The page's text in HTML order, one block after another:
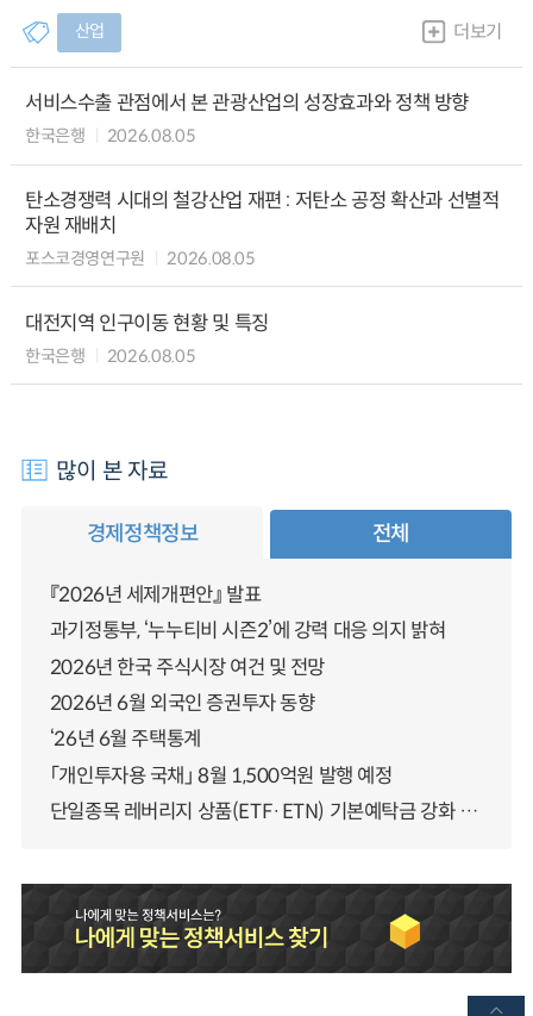
산업 더보기
서비스수출 관점에서 본 관광산업의 성장효과와 정책 방향
한국은행 2026.08.05
탄소경쟁력 시대의 철강산업 재편 : 저탄소 공정 확산과 선별적
자원 재배치
포스코경영연구원 2026.08.05
대전지역 인구이동 현황 및 특징
한국은행 2026.08.05
많이 본 자료
경제정책정보 전체
『2026년 세제개편안』 발표
과기정통부, ‘누누티비 시즌2’에 강력 대응 의지 밝혀
2026년 한국 주식시장 여건 및 전망
2026년 6월 외국인 증권투자 동향
‘26년 6월 주택통계
「개인투자용 국채」 8월 1,500억원 발행 예정
단일종목 레버리지 상품(ETF·ETN) 기본예탁금 강화 조기시행 방안 안내